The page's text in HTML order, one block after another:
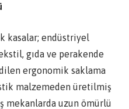
kasalar; endüstriyel
gıda ve perakende
ergonomik saklama
malzemeden üretilmiş
mekanlarda uzun ömürlü